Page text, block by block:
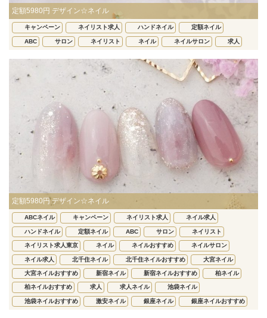
定額5980円 デザイン☆ネイル
キャンペーン ネイリスト求人 ハンドネイル 定額ネイル
ABC サロン ネイリスト ネイル ネイルサロン 求人
定額5980円 デザイン☆ネイル
ABCネイル キャンペーン ネイリスト求人 ネイル求人
ハンドネイル 定額ネイル ABC サロン ネイリスト
ネイリスト求人東京 ネイル ネイルおすすめ ネイルサロン
ネイル求人 北千住ネイル 北千住ネイルおすすめ 大宮ネイル
大宮ネイルおすすめ 新宿ネイル 新宿ネイルおすすめ 柏ネイル
柏ネイルおすすめ 求人 求人ネイル 池袋ネイル
池袋ネイルおすすめ 激安ネイル 銀座ネイル 銀座ネイルおすすめ